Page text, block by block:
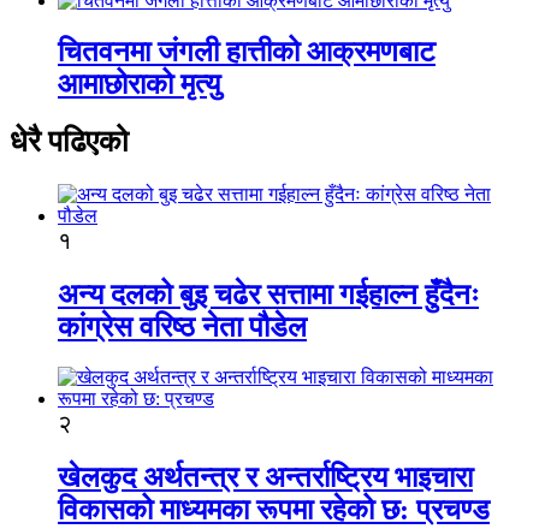
चितवनमा जंगली हात्तीको आक्रमणबाट
आमाछोराको मृत्यु
धेरै पढिएको
१
अन्य दलको बुइ चढेर सत्तामा गईहाल्न हुँदैनः
कांग्रेस वरिष्ठ नेता पौडेल
२
खेलकुद अर्थतन्त्र र अन्तर्राष्ट्रिय भाइचारा
विकासको माध्यमका रूपमा रहेको छ: प्रचण्ड